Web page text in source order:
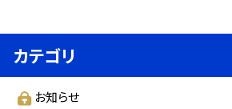
カテゴリ
お知らせ